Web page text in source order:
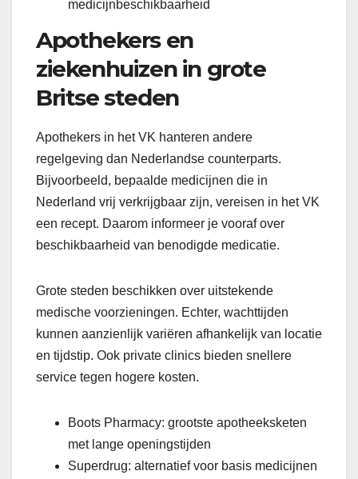
medicijnbeschikbaarheid
Apothekers en
ziekenhuizen in grote
Britse steden
Apothekers in het VK hanteren andere
regelgeving dan Nederlandse counterparts.
Bijvoorbeeld, bepaalde medicijnen die in
Nederland vrij verkrijgbaar zijn, vereisen in het VK
een recept. Daarom informeer je vooraf over
beschikbaarheid van benodigde medicatie.
Grote steden beschikken over uitstekende
medische voorzieningen. Echter, wachttijden
kunnen aanzienlijk variëren afhankelijk van locatie
en tijdstip. Ook private clinics bieden snellere
service tegen hogere kosten.
Boots Pharmacy: grootste apotheeksketen
met lange openingstijden
Superdrug: alternatief voor basis medicijnen